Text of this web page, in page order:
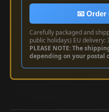
📧 Order
Carefully packaged and
public holidays) EU
PLEASE NOTE: The
depending on your postal